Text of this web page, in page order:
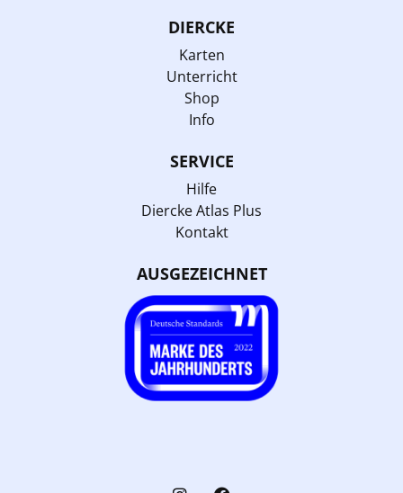
DIERCKE
Karten
Unterricht
Shop
Info
SERVICE
Hilfe
Diercke Atlas Plus
Kontakt
AUSGEZEICHNET